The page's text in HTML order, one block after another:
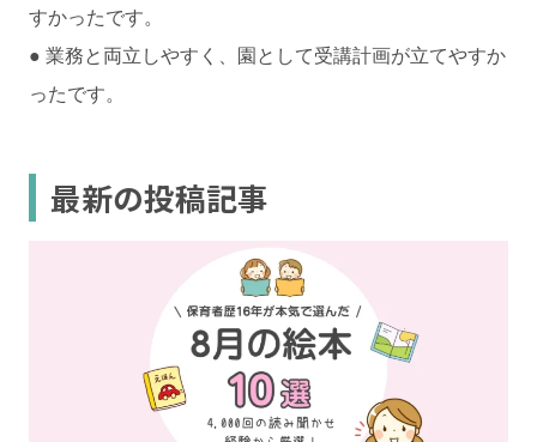
すかったです。
● 業務と両立しやすく、園として受講計画が立てやすか
ったです。
最新の投稿記事